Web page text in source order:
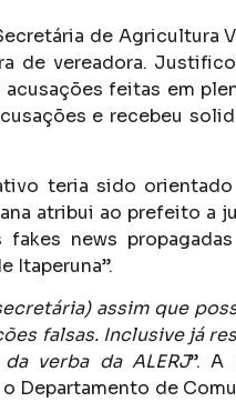
de Agricultura
de vereadora.
feitas em
e recebeu
teria sido
atribui ao prefeito a
news
Itaperuna”.
assim que
falsas. Inclusive já
verba da ALERJ”. A
Departamento de